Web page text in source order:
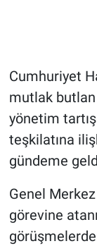
Cumhuriyet
mutlak butlan
yönetim
teşkilatına
gündeme
Genel
görevine